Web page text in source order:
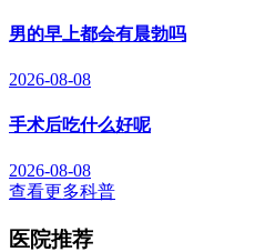
男的早上都会有晨勃吗
2026-08-08
手术后吃什么好呢
2026-08-08
查看更多科普
医院推荐